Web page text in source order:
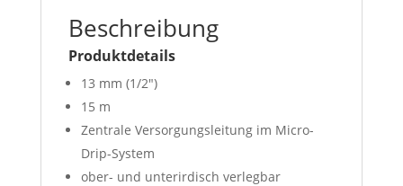
Beschreibung
Produktdetails
13 mm (1/2″)
15 m
Zentrale Versorgungsleitung im Micro-
Drip-System
ober- und unterirdisch verlegbar